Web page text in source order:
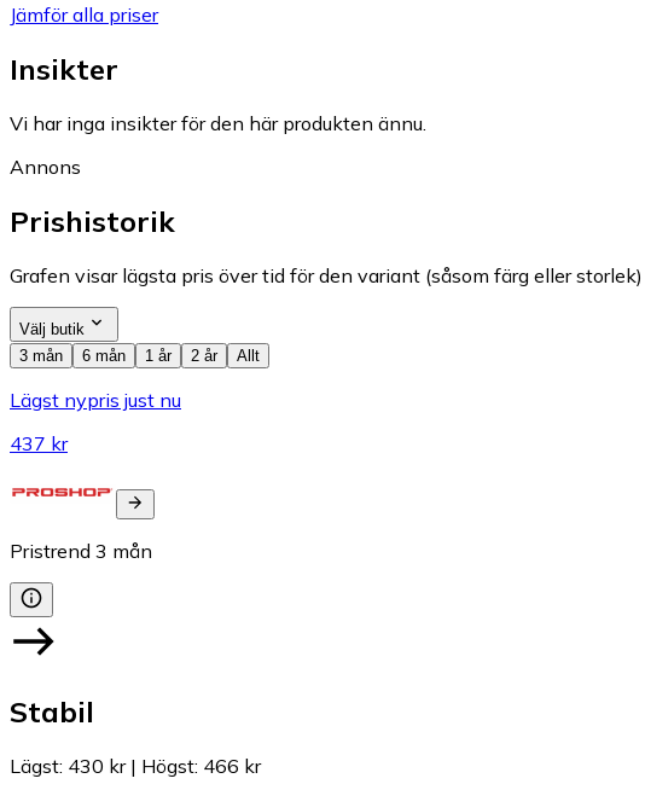
Jämför alla priser
Insikter
Vi har inga insikter för den här produkten ännu.
Annons
Prishistorik
Grafen visar lägsta pris över tid för den variant (såsom färg eller
Välj butik
3 mån
6 mån 1 år 2 år Allt
Lägst nypris just nu
437 kr
Pristrend 3 mån
Stabil
Lägst: 430 kr| Högst: 466 kr